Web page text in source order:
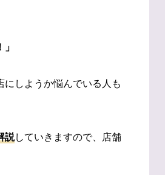
しようか悩んでいる人も
説していきますので、店舗